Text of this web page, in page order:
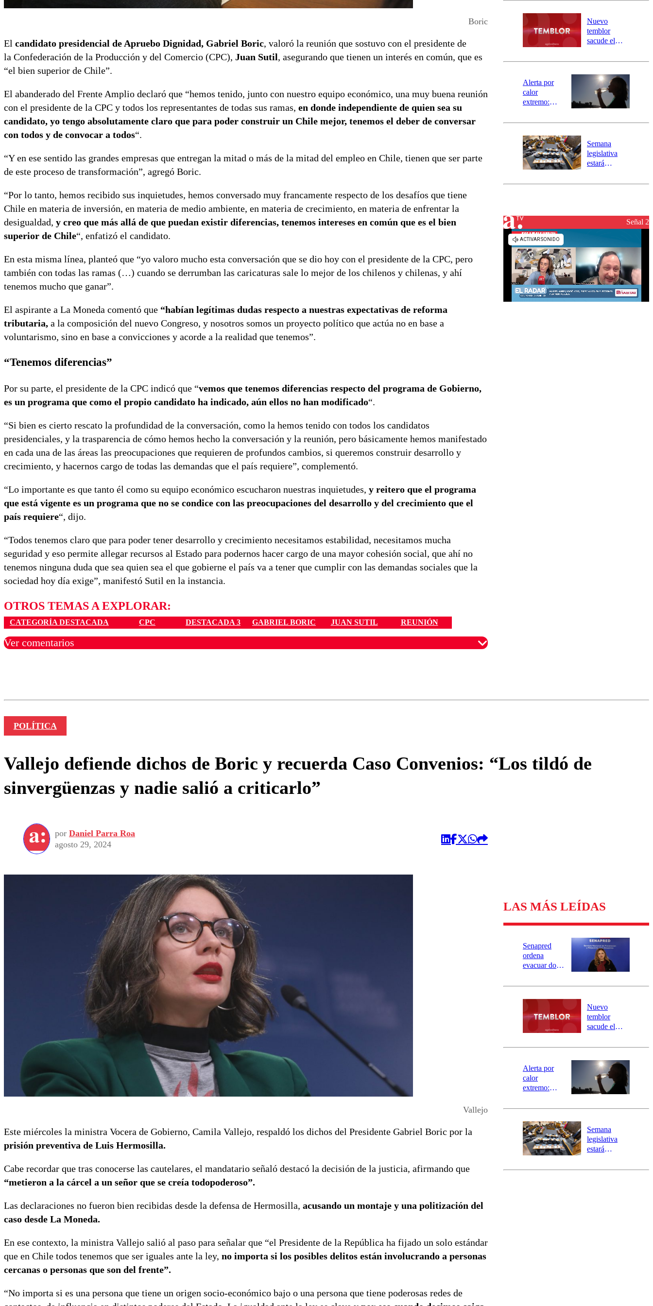
Boric
El candidato presidencial de Apruebo Dignidad, Gabriel Boric, valoró la reunión que sostuvo con el presidente de
la Confederación de la Producción y del Comercio (CPC), Juan Sutil, asegurando que tienen un interés en común, que es
“el bien superior de Chile”.
El abanderado del Frente Amplio declaró que “hemos tenido, junto con nuestro equipo económico, una muy buena reunión
con el presidente de la CPC y todos los representantes de todas sus ramas, en donde independiente de quien sea su
candidato, yo tengo absolutamente claro que para poder construir un Chile mejor, tenemos el deber de conversar
con todos y de convocar a todos“.
“Y en ese sentido las grandes empresas que entregan la mitad o más de la mitad del empleo en Chile, tienen que ser parte
de este proceso de transformación”, agregó Boric.
“Por lo tanto, hemos recibido sus inquietudes, hemos conversado muy francamente respecto de los desafíos que tiene
Chile en materia de inversión, en materia de medio ambiente, en materia de crecimiento, en materia de enfrentar la
desigualdad, y creo que más allá de que puedan existir diferencias, tenemos intereses en común que es el bien
superior de Chile“, enfatizó el candidato.
En esta misma línea, planteó que “yo valoro mucho esta conversación que se dio hoy con el presidente de la CPC, pero
también con todas las ramas (…) cuando se derrumban las caricaturas sale lo mejor de los chilenos y chilenas, y ahí
tenemos mucho que ganar”.
El aspirante a La Moneda comentó que “habían legítimas dudas respecto a nuestras expectativas de reforma
tributaria, a la composición del nuevo Congreso, y nosotros somos un proyecto político que actúa no en base a
voluntarismo, sino en base a convicciones y acorde a la realidad que tenemos”.
“Tenemos diferencias”
Por su parte, el presidente de la CPC indicó que “vemos que tenemos diferencias respecto del programa de Gobierno,
es un programa que como el propio candidato ha indicado, aún ellos no han modificado“.
“Si bien es cierto rescato la profundidad de la conversación, como la hemos tenido con todos los candidatos
presidenciales, y la trasparencia de cómo hemos hecho la conversación y la reunión, pero básicamente hemos manifestado
en cada una de las áreas las preocupaciones que requieren de profundos cambios, si queremos construir desarrollo y
crecimiento, y hacernos cargo de todas las demandas que el país requiere”, complementó.
“Lo importante es que tanto él como su equipo económico escucharon nuestras inquietudes, y reitero que el programa
que está vigente es un programa que no se condice con las preocupaciones del desarrollo y del crecimiento que el
país requiere“, dijo.
“Todos tenemos claro que para poder tener desarrollo y crecimiento necesitamos estabilidad, necesitamos mucha
seguridad y eso permite allegar recursos al Estado para podernos hacer cargo de una mayor cohesión social, que ahí no
tenemos ninguna duda que sea quien sea el que gobierne el país va a tener que cumplir con las demandas sociales que la
sociedad hoy día exige”, manifestó Sutil en la instancia.
OTROS TEMAS A EXPLORAR:
CATEGORÍA DESTACADA CPC DESTACADA 3 GABRIEL BORIC JUAN SUTIL REUNIÓN
Ver comentarios
río Damas:
activa
mensajería
SAE
Nuevo
temblor
sacude el
revisa la
epicentro
Alerta por
calor
extremo:
activa Alerta
Preventiva en
tres comunas
Semana
legislativa
estará
el fin de la
reconstrucciónSeñal 2
POLÍTICA
Vallejo defiende dichos de Boric y recuerda Caso Convenios: “Los tildó de
sinvergüenzas y nadie salió a criticarlo”
por Daniel Parra Roa
agosto 29, 2024
Vallejo
Este miércoles la ministra Vocera de Gobierno, Camila Vallejo, respaldó los dichos del Presidente Gabriel Boric por la
prisión preventiva de Luis Hermosilla.
Cabe recordar que tras conocerse las cautelares, el mandatario señaló destacó la decisión de la justicia, afirmando que
“metieron a la cárcel a un señor que se creía todopoderoso”.
Las declaraciones no fueron bien recibidas desde la defensa de Hermosilla, acusando un montaje y una politización del
caso desde La Moneda.
En ese contexto, la ministra Vallejo salió al paso para señalar que “el Presidente de la República ha fijado un solo estándar
que en Chile todos tenemos que ser iguales ante la ley, no importa si los posibles delitos están involucrando a personas
cercanas o personas que son del frente”.
“No importa si es una persona que tiene un origen socio-económico bajo o una persona que tiene poderosas redes de
LAS MÁS LEÍDAS
Senapred
ordena
evacuar dos
Carahue por
río Damas:
activa
mensajería
SAE
Nuevo
temblor
sacude el
revisa la
epicentro
Alerta por
calor
extremo:
activa Alerta
Preventiva en
tres comunas
Semana
legislativa
estará
el fin de la